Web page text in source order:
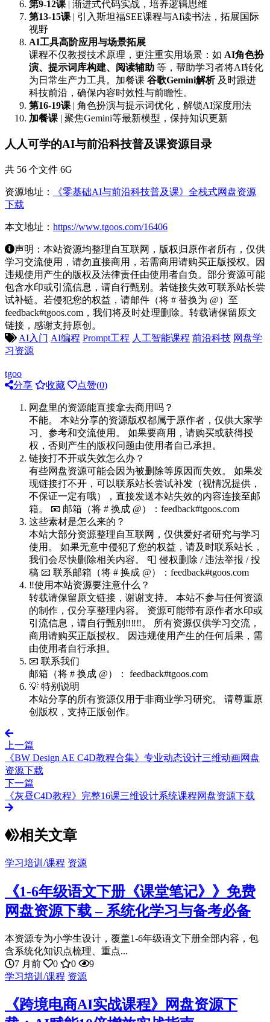
第9-12课 | 渐进式代码实战，培养逻辑思维
第13-15课 | 引入斯坦福SEE课程与AI读书法，拓展国际
视野
AI工具高阶应用与场景拓展
课程不仅教授技术原理，更注重实用场景：如 AI角色扮
演、提示词库构建、阅读辅助 等，帮助学习者将AI转化
为日常生产力工具。加餐课 谷歌Gemini解析及时跟进
科技前沿，确保内容时效性与前瞻性。
第16-19课 | 角色扮演与提示词优化，解锁AI深度用法
加餐课 | 聚焦Gemini等最新模型，保持知识更新
人人可学的AI与前沿科技普及课资源目录
共 56 个文件 6G
资源地址：
《零基础AI与前沿科技普及课》全栈式网盘资源
下载
本文地址： https://www.tgoos.com/16406
声明：本站资源均整理自互联网，版权归原作者所有，仅供
学习交流使用，请勿直接商用，若需商用请购买正版授权。因
违规使用产生的版权及法律责任由使用者自负。部分资源可能
包含水印或引流信息，请自行甄别。若链接失效可联系站长尝
试补链。若侵犯您的权益，请邮件（将 # 替换为 @）至
feedback#tgoos.com，我们将及时处理删除。转载请保留原文
链接，感谢支持原创。
AI入门 AI编程 Prompt工程 人工智能课程 前沿科技 网盘学
习资源
tgoo
分享
收藏 点赞(0)
网盘里的资源能直接拿去商用吗？
不能。 本站分享的资源版权都属于原作者，仅供大家学
习、参考和交流使用。 如果要商用，请购买或获得授
权，否则产生的版权问题由使用者自己承担。
链接打不开或失效怎么办？
有些网盘资源可能会因为被删除等原因而失效。 如果发
现链接打不开，可以联系站长尝试补发（视情况提供，
不保证一定有哦），直接发送本站失效的内容连接至邮
箱。 📧 邮箱（将 # 换成 @）：feedback#tgoos.com
这些素材是怎么来的？
本站大部分资源整理自互联网，仅供爱好者研究与学习
使用。 如果无意中侵犯了您的权益，请及时联系站长，
我们会尽快删除相关内容。 📮 侵权删除 / 违法举报 / 投
稿 📧 联系邮箱（将 # 换成 @）：feedback#tgoos.com
‼️使用本站资源要注意什么？
转载请保留原文链接，谢谢支持。 本站不参与任何资源
的制作，仅分享整理内容。 资源可能带有原作者水印或
引流信息，请自行甄别‼️‼️‼️。 所有资源仅供学习交流，
商用请购买正版授权。 因违规使用产生的任何后果，需
由使用者自行承担。
📧 联系我们
邮箱（将 # 换成 @）： feedback#tgoos.com
💡 特别说明
本站分享的所有资源仅用于非商业学习研究。 请尊重原
创版权，支持正版创作。
上一篇
《BW Design AE C4D教程合集》专业动态设计三维动画网盘
资源下载
下一篇
《灰昼C4D教程》完整16课三维设计系统课程网盘资源下载
相关文章
学习培训/课程 资源
《1-6年级语文下册《课堂笔记》》免费
网盘资源下载 – 系统化学习与备考必备
本资源专为小学生设计，覆盖1-6年级语文下册全部内容，包
含系统化知识点梳理、重点...
7 月前
0 0
9
学习培训/课程 资源
《跨境电商AI实战课程》网盘资源下